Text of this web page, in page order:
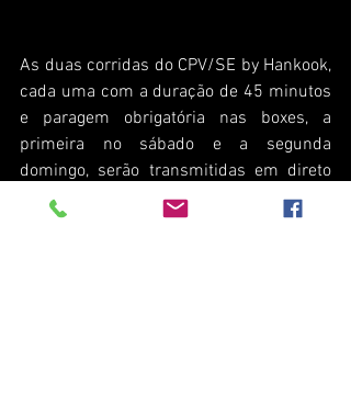
As duas corridas do CPV/SE by Hankook,
cada uma com a duração de 45 minutos
e paragem obrigatória nas boxes, a
primeira no sábado e a segunda
domingo, serão transmitidas em direto
no Porto Canal.